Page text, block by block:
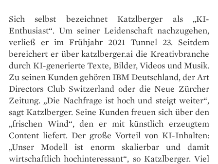
Sich selbst bezeichnet Katzlberger als „KI-
Enthusiast“. Um seiner Leidenschaft nachzugehen,
verließ er im Frühjahr 2021 Tunnel 23. Seitdem
bereichert er über katzlberger.ai die Kreativbranche
durch KI-generierte Texte, Bilder, Videos und Musik.
Zu seinen Kunden gehören IBM Deutschland, der Art
Directors Club Switzerland oder die Neue Zürcher
Zeitung. „Die Nachfrage ist hoch und steigt weiter“,
sagt Katzlberger. Seine Kunden freuen sich über den
„frischen Wind“, den er mit künstlich erzeugtem
Content liefert. Der große Vorteil von KI-Inhalten:
„Unser Modell ist enorm skalierbar und damit
wirtschaftlich hoch­interessant“, so Katzlberger. Viel